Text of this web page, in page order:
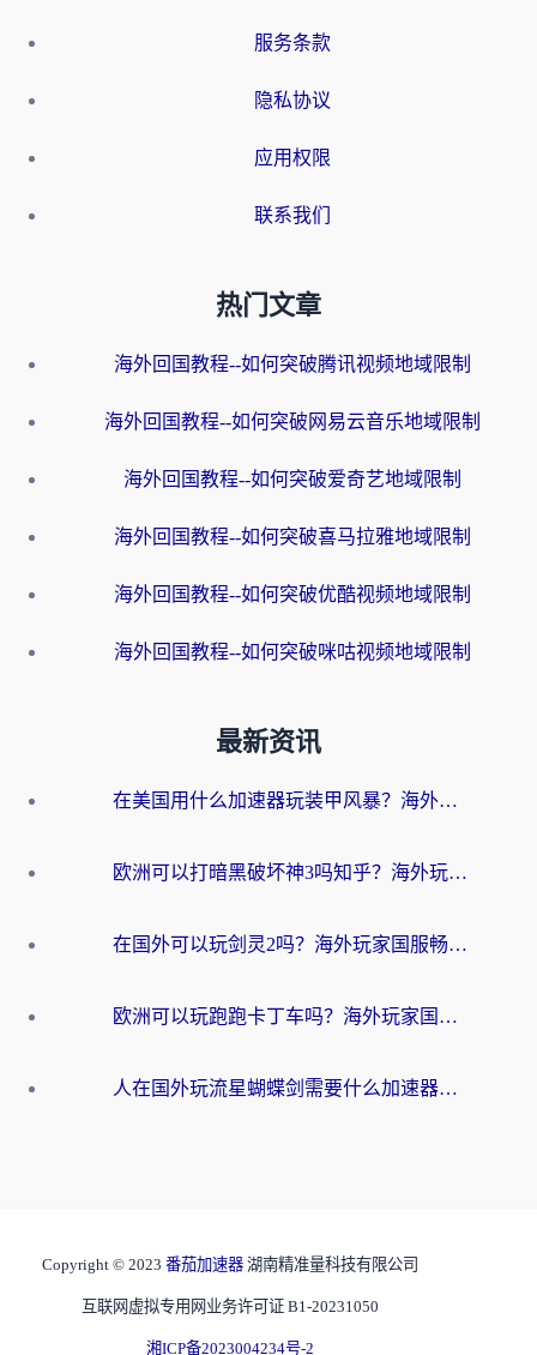
服务条款
隐私协议
应用权限
联系我们
热门文章
海外回国教程--如何突破腾讯视频地域限制
海外回国教程--如何突破网易云音乐地域限制
海外回国教程--如何突破爱奇艺地域限制
海外回国教程--如何突破喜马拉雅地域限制
海外回国教程--如何突破优酷视频地域限制
海外回国教程--如何突破咪咕视频地域限制
最新资讯
在美国用什么加速器玩装甲风暴？海外玩家亲测有效的国服游戏加速指南
欧洲可以打暗黑破坏神3吗知乎？海外玩家国服游戏加速终极指南
在国外可以玩剑灵2吗？海外玩家国服畅玩终极指南（附永恒之塔明日方舟加速方案）
欧洲可以玩跑跑卡丁车吗？海外玩家国服游戏畅玩终极指南（附QQ炫舞剑网3解决方案）
人在国外玩流星蝴蝶剑需要什么加速器？老玩家亲测的终极解决方案
Copyright © 2023 番茄加速器 湖南精准量科技有限公司
互联网虚拟专用网业务许可证 B1-20231050
湘ICP备2023004234号-2